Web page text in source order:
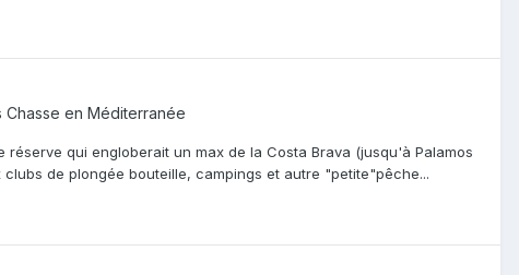
Chasse en Méditerranée
qui engloberait un max de la Costa Brava (jusqu'à Palamos
de plongée bouteille, campings et autre "petite"pêche...